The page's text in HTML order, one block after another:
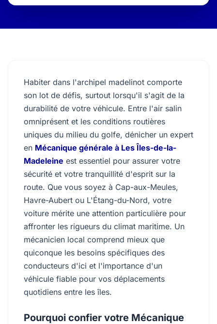
Habiter dans l'archipel madelinot comporte
son lot de défis, surtout lorsqu'il s'agit de la
durabilité de votre véhicule. Entre l'air salin
omniprésent et les conditions routières
uniques du milieu du golfe, dénicher un expert
en Mécanique générale à Les Îles-de-la-
Madeleine est essentiel pour assurer votre
sécurité et votre tranquillité d'esprit sur la
route. Que vous soyez à Cap-aux-Meules,
Havre-Aubert ou L'Étang-du-Nord, votre
voiture mérite une attention particulière pour
affronter les rigueurs du climat maritime. Un
mécanicien local comprend mieux que
quiconque les besoins spécifiques des
conducteurs d'ici et l'importance d'un
véhicule fiable pour vos déplacements
quotidiens entre les îles.
Pourquoi confier votre Mécanique